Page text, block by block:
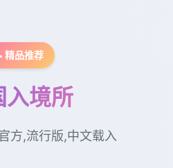
精品推荐
入境所
方,流行版,中文载入